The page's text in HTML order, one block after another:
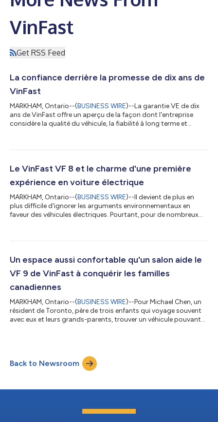
VinFast
Get RSS Feed
La confiance derrière la promesse de dix ans de
VinFast
MARKHAM, Ontario--(BUSINESS WIRE)--La garantie VE de dix
ans de VinFast offre un aperçu de la façon dont l'entreprise
considère la qualité du véhicule, la fiabilité à long terme et
préoccupations les plus courantes pour les acheteurs de VE.
ans ou 200 000 kilomètres, ainsi que d'une garantie batterie...
Le VinFast VF 8 et le charme d'une première
expérience en voiture électrique
MARKHAM, Ontario--(BUSINESS WIRE)--Il devient de plus en
plus difficile d'ignorer les arguments environnementaux en
faveur des véhicules électriques. Pourtant, pour de nombreux
comme le VinFast VF 8. Pendant des années, le débat autour
sont-ils réellement meilleurs pour l’environnement ? Une
nouvelle étude menée p...
Un espace aussi confortable qu'un salon aide le
VF 9 de VinFast à conquérir les familles
canadiennes
MARKHAM, Ontario--(BUSINESS WIRE)--Pour Michael Chen, un
résident de Toronto, père de trois enfants qui voyage souvent
avec eux et leurs grands-parents, trouver un véhicule pouvant
vous transportez les personnes qui comptent le plus, la sécurité
devient non négociable », déclare Chen. « Les systèmes
Back to Newsroom